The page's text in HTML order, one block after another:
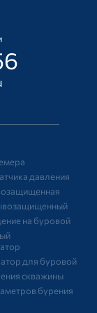
давления
на буровой
для буровой
скважины
бурения